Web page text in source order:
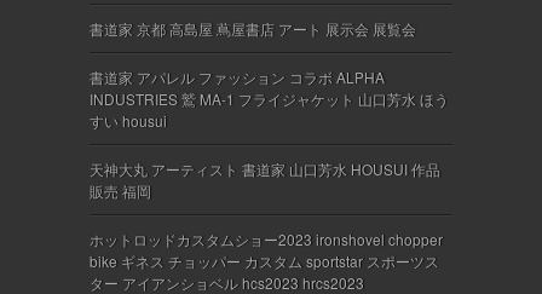
書道家 京都 高島屋 蔦屋書店 アート 展示会 展覧会
書道家 アパレル ファッション コラボ ALPHA
INDUSTRIES 鷲 MA-1 フライジャケット 山口芳水 ほう
すい housui
天神大丸 アーティスト 書道家 山口芳水 HOUSUI 作品
販売 福岡
ホットロッドカスタムショー2023 ironshovel chopper
bike ギネス チョッパー カスタム sportstar スポーツス
ター アイアンショベル hcs2023 hrcs2023